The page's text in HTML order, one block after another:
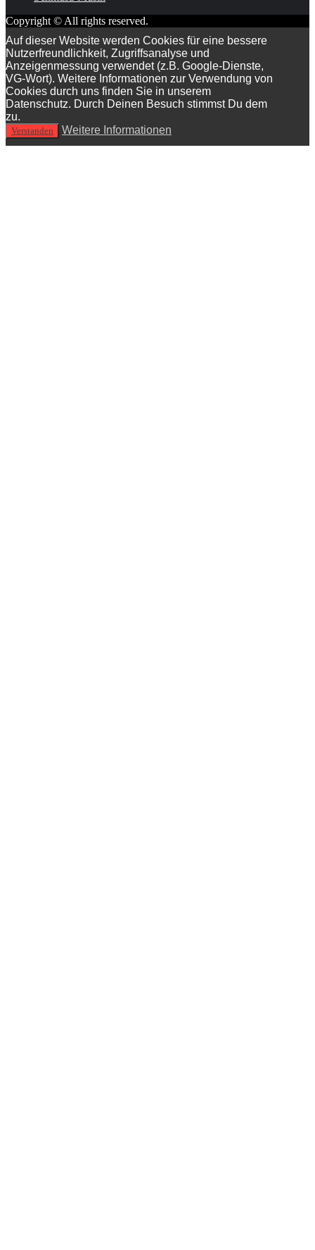
Copyright © All rights reserved.
Auf dieser Website werden Cookies für eine bessere
Nutzerfreundlichkeit, Zugriffsanalyse und
Anzeigenmessung verwendet (z.B. Google-Dienste,
VG-Wort). Weitere Informationen zur Verwendung von
Cookies durch uns finden Sie in unserem
Datenschutz. Durch Deinen Besuch stimmst Du dem
zu.
Verstanden Weitere Informationen